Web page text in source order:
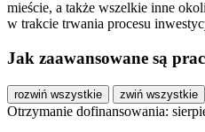
mieście, a także wszelkie inne
w trakcie trwania procesu
Jak zaawansowane są
rozwiń wszystkie zwiń wszystkie
Otrzymanie dofinansowania: